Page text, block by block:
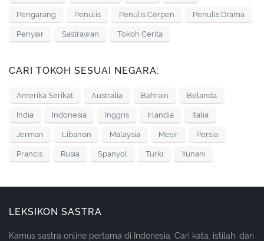
Pengarang Penulis Penulis Cerpen Penulis Drama
Penyair Sastrawan Tokoh Cerita
CARI TOKOH SESUAI NEGARA:
Amerika Serikat Australia Bahrain Belanda
India Indonesia Inggris Irlandia Italia
Jerman Libanon Malaysia Mesir Persia
Prancis Rusia Spanyol Turki Yunani
LEKSIKON SASTRA
Kamus sastra online pertama di Indonesia. Cari kata, istilah, dan